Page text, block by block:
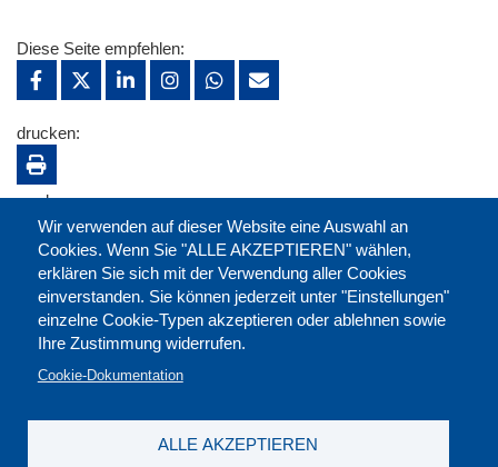
Wir verwenden auf dieser Website eine Auswahl an
Cookies. Wenn Sie "ALLE AKZEPTIEREN" wählen,
erklären Sie sich mit der Verwendung aller Cookies
einverstanden. Sie können jederzeit unter "Einstellungen"
einzelne Cookie-Typen akzeptieren oder ablehnen sowie
Ihre Zustimmung widerrufen.
Cookie-Dokumentation
ALLE AKZEPTIEREN
Diese Seite empfehlen:
drucken:
merken: